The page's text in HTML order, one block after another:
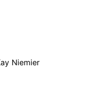
Niemier